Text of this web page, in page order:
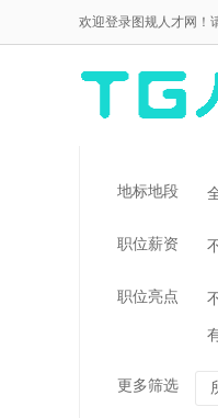
欢迎登录图规人才网！
地标地段
职位薪资
职位亮点
更多筛选